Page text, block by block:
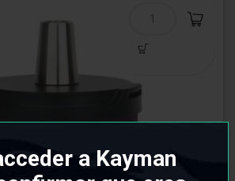
a Kayman